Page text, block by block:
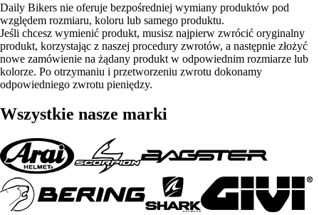
Daily Bikers nie oferuje bezpośredniej wymiany produktów pod
względem rozmiaru, koloru lub samego produktu.
Jeśli chcesz wymienić produkt, musisz najpierw zwrócić oryginalny
produkt, korzystając z naszej procedury zwrotów, a następnie złożyć
nowe zamówienie na żądany produkt w odpowiednim rozmiarze lub
kolorze. Po otrzymaniu i przetworzeniu zwrotu dokonamy
odpowiedniego zwrotu pieniędzy.
Wszystkie nasze marki